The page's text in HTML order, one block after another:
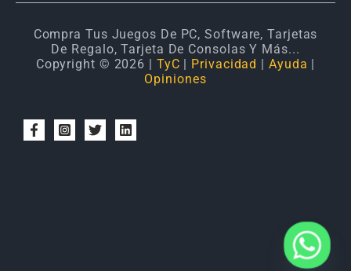
Compra Tus Juegos De PC, Software, Tarjetas
De Regalo, Tarjeta De Consolas Y Más...
Copyright © 2026 | TyC | Privacidad | Ayuda |
Opiniones